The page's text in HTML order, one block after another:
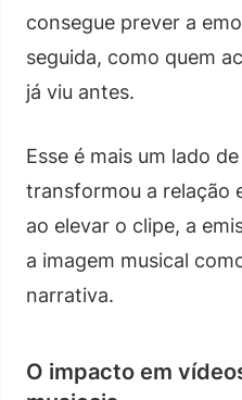
consegue prever a
seguida, como quem
já viu antes.
Esse é mais um lado
transformou a relação
ao elevar o clipe, a
a imagem musical
narrativa.
O impacto em